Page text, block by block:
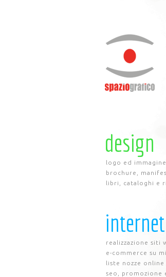
design
logo ed
brochure,
libri, cataloghi e
internet
realizzazione siti
e-commerce su
liste nozze online
seo, promozione